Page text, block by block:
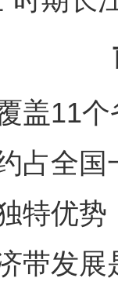
11个
占全
特优
带发